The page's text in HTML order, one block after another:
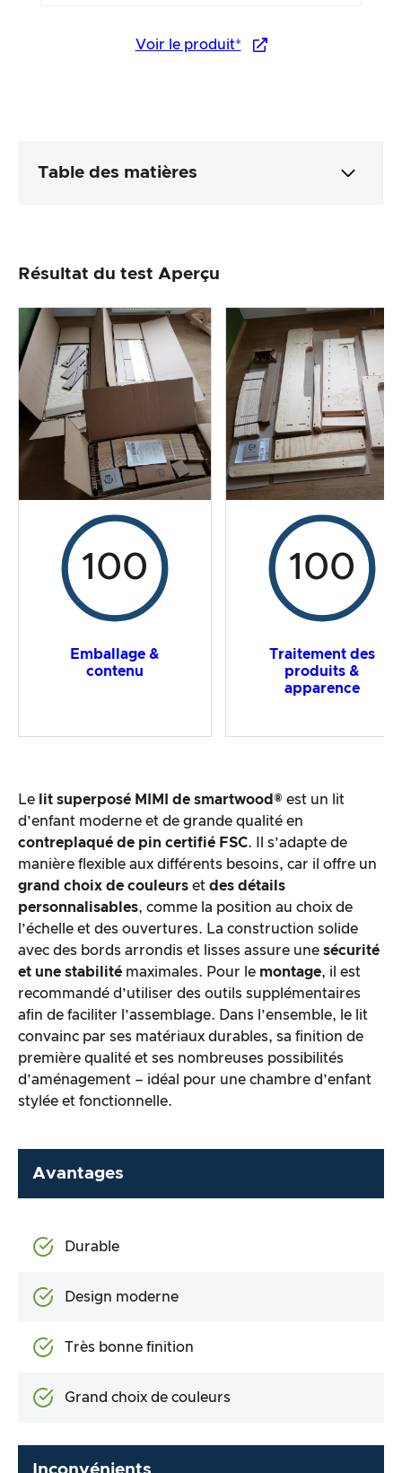
Voir le produit*
Table des matières
Traitement des produits & apparence
Le test pratique
Rapport qualité/prix
Résultat global
Résultat du test Aperçu
100
Emballage &
contenu
100
Traitement des
produits &
apparence
Le lit superposé MIMI de smartwood® est un lit
d’enfant moderne et de grande qualité en
contreplaqué de pin certifié FSC. Il s’adapte de
manière flexible aux différents besoins, car il offre un
grand choix de couleurs et des détails
personnalisables, comme la position au choix de
l’échelle et des ouvertures. La construction solide
avec des bords arrondis et lisses assure une sécurité
et une stabilité maximales. Pour le montage, il est
recommandé d’utiliser des outils supplémentaires
afin de faciliter l’assemblage. Dans l’ensemble, le lit
convainc par ses matériaux durables, sa finition de
première qualité et ses nombreuses possibilités
d’aménagement – idéal pour une chambre d’enfant
stylée et fonctionnelle.
Avantages
Durable
Design moderne
Très bonne finition
Grand choix de couleurs